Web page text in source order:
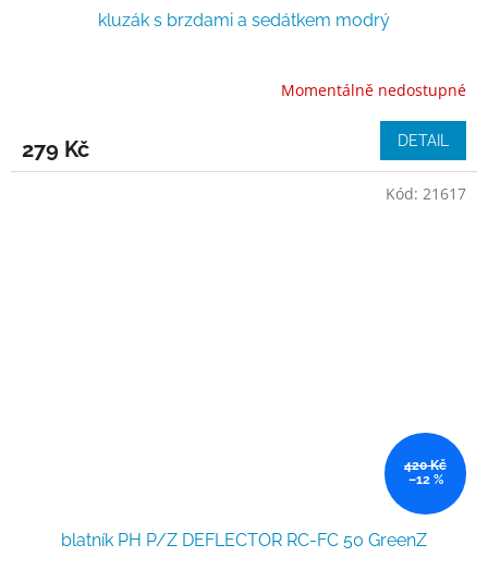
kluzák s brzdami a sedátkem modrý
Momentálně nedostupné
279 Kč DETAIL
420 Kč
–12 %
blatník PH P/Z DEFLECTOR RC-FC 50 GreenZ
Kód: 21617